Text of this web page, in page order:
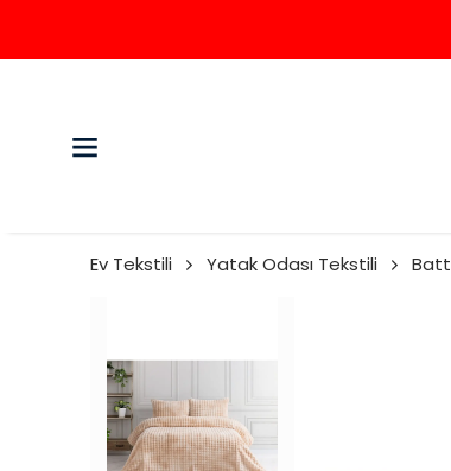
Ev Tekstili Yatak Odası Tekstili